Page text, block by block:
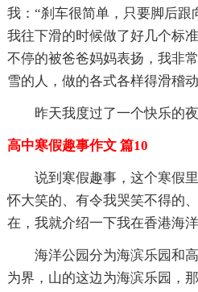
我：“刹车很简单，只要脚后跟
我往下滑的时候做了好几个标
不停的被爸爸妈妈表扬，我非
雪的人，做的各式各样得滑稽
昨天我度过了一个快乐的夜
高中寒假趣事作文 篇10
说到寒假趣事，这个寒假
怀大笑的、有令我哭笑不得的
在，我就介绍一下我在香港海
海洋公园分为海滨乐园和
为界，山的这边为海滨乐园，